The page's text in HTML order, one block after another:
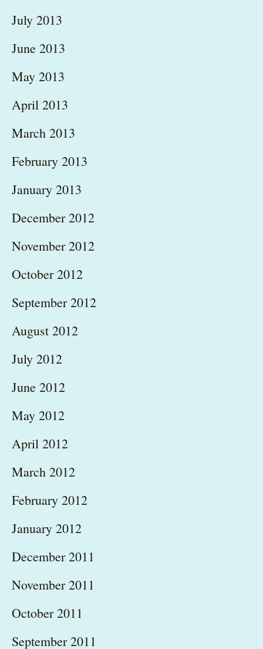
July 2013
June 2013
May 2013
April 2013
March 2013
February 2013
January 2013
December 2012
November 2012
October 2012
September 2012
August 2012
July 2012
June 2012
May 2012
April 2012
March 2012
February 2012
January 2012
December 2011
November 2011
October 2011
September 2011